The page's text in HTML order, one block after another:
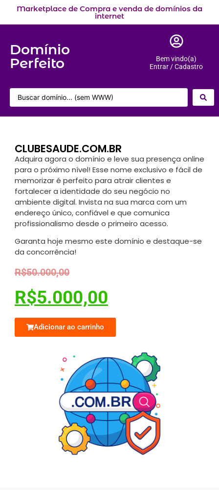
Marketplace de Compra e venda de domínios da
internet
Domínio
Perfeito
Bem vindo(a)
Entrar / Cadastro
CLUBESAUDE.COM.BR
Adquira agora o domínio e leve sua presença online
para o próximo nível! Esse nome exclusivo e fácil de
memorizar é perfeito para atrair clientes e
fortalecer a identidade do seu negócio no
ambiente digital. Invista na sua marca com um
endereço único, confiável e que comunica
profissionalismo desde o primeiro acesso.
Garanta hoje mesmo este domínio e destaque-se
da concorrência!
R$50.000,00
R$5.000,00
Adicionar ao carrinho